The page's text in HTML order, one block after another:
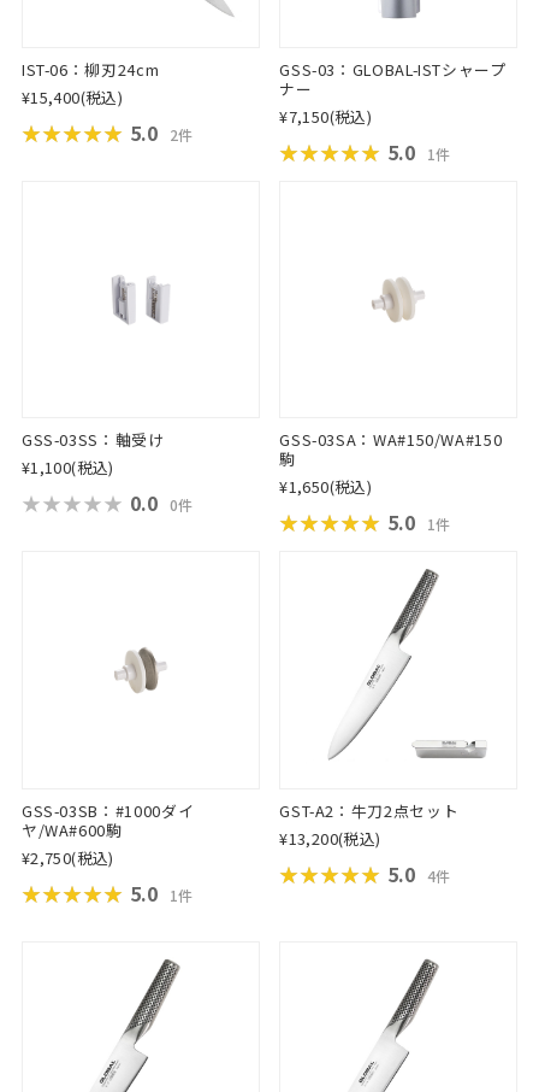
IST-06：柳刃24cm
¥15,400(税込)
★★★★★
★★★★★ 5.0 2件
GSS-03：GLOBAL-ISTシャープ
ナー
¥7,150(税込)
★★★★★
★★★★★ 5.0 1件
GSS-03SS：軸受け
¥1,100(税込)
★★★★★
★★★★★ 0.0 0件
GSS-03SA：WA#150/WA#150
駒
¥1,650(税込)
★★★★★
★★★★★ 5.0 1件
GSS-03SB：#1000ダイ
ヤ/WA#600駒
¥2,750(税込)
★★★★★
★★★★★ 5.0 1件
GST-A2：牛刀2点セット
¥13,200(税込)
★★★★★
★★★★★ 5.0 4件